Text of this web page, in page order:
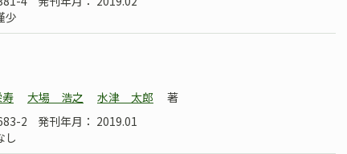
少
大場 浩之 水津 太郎
著
2
発刊年月： 2019.01
し